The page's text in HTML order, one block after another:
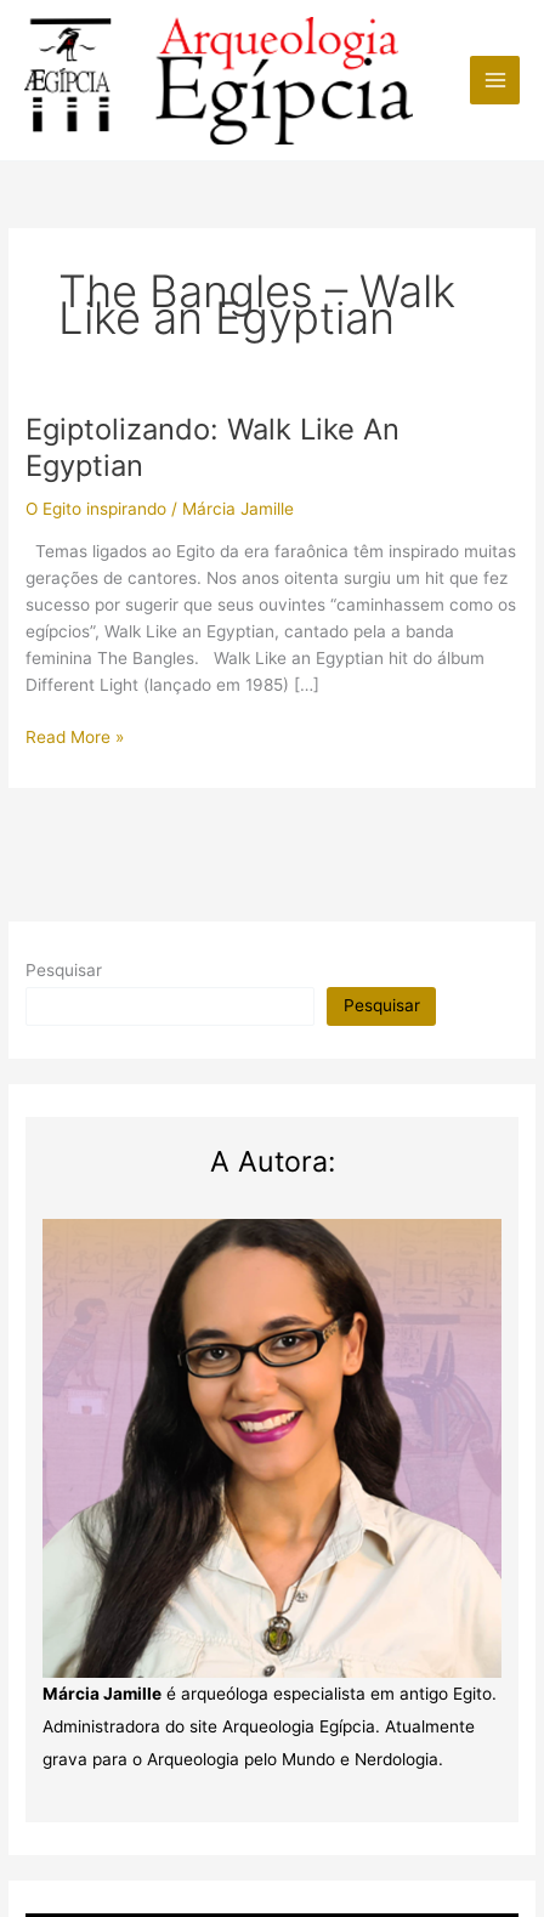
conteúdo
The Bangles – Walk
Like an Egyptian
Egiptolizando: Walk Like An
Egyptian
O Egito inspirando / Márcia Jamille
Temas ligados ao Egito da era faraônica têm inspirado muitas
gerações de cantores. Nos anos oitenta surgiu um hit que fez
sucesso por sugerir que seus ouvintes “caminhassem como os
egípcios”, Walk Like an Egyptian, cantado pela a banda
feminina The Bangles. Walk Like an Egyptian hit do álbum
Different Light (lançado em 1985) […]
Egiptolizando:
Read More »
Pesquisar
Pesquisar
A Autora:
Márcia Jamilleé arqueóloga especialista em antigo Egito.
Administradora do site Arqueologia Egípcia. Atualmente
grava para o Arqueologia pelo Mundo e Nerdologia.